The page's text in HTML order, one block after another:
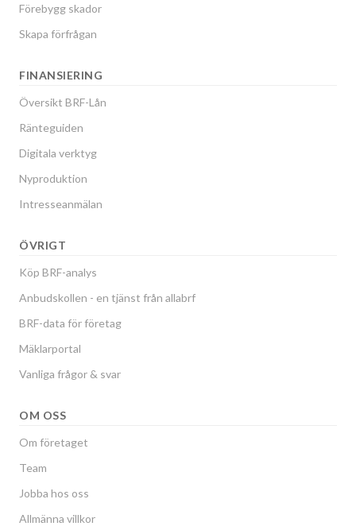
Förebygg skador
Skapa förfrågan
FINANSIERING
Översikt BRF-Lån
Ränteguiden
Digitala verktyg
Nyproduktion
Intresseanmälan
ÖVRIGT
Köp BRF-analys
Anbudskollen - en tjänst från allabrf
BRF-data för företag
Mäklarportal
Vanliga frågor & svar
OM OSS
Om företaget
Team
Jobba hos oss
Allmänna villkor